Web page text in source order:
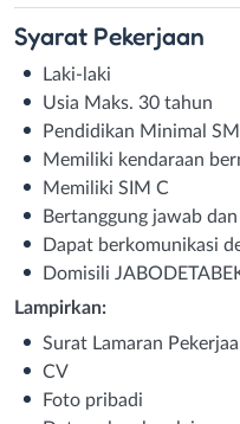
Syarat Pekerjaan
Laki-laki
Usia Maks. 30 tahun
Pendidikan Minimal
Memiliki kendaraan
Memiliki SIM C
Bertanggung jawab
Dapat berkomunikasi
Domisili
Lampirkan:
Surat Lamaran
CV
Foto pribadi